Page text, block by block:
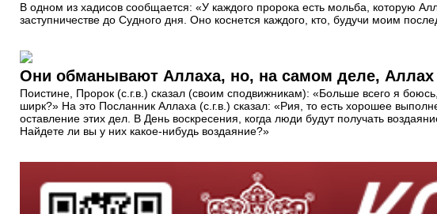
В одном из хадисов сообщается: «У каждого пророка есть мольба, которую
заступничестве до Судного дня. Оно коснется каждого, кто, будучи моим
Они обманывают Аллаха, но, на самом деле,
Поистине, Пророк (с.г.в.) сказал (своим сподвижникам): «Больше всего я
ширк?» На это Посланник Аллаха (с.г.в.) сказал: «Рия, то есть хорошее
оставление этих дел. В День воскресения, когда люди будут получать
Найдете ли вы у них какое-нибудь воздаяние?»